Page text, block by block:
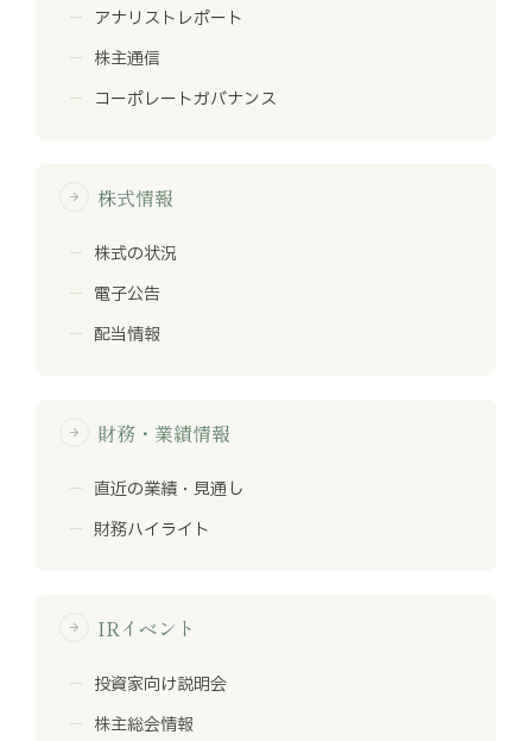
アナリストレポート
株主通信
コーポレートガバナンス
arrow_forward 株式情報
株式の状況
電子公告
配当情報
arrow_forward 財務・業績情報
直近の業績・見通し
財務ハイライト
arrow_forward IRイベント
投資家向け説明会
株主総会情報